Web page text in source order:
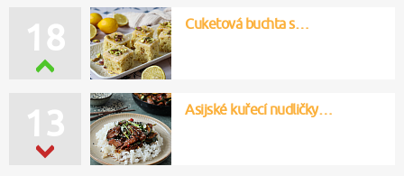
18 Cuketová buchta s…
13 Asijské kuřecí nudličky…